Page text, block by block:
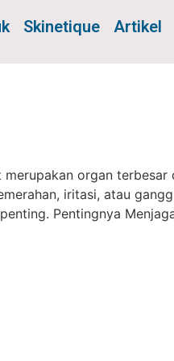
Skinetique Artikel
organ
iritasi, atau
Pentingnya